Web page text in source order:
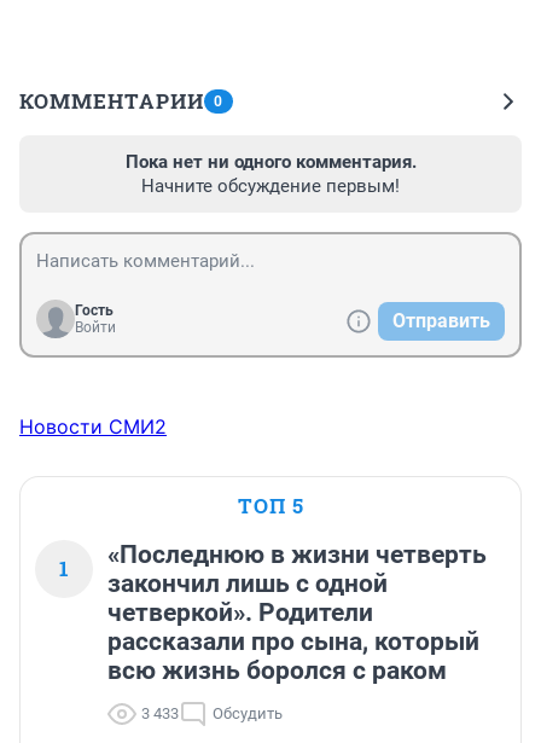
КОММЕНТАРИИ 0
Пока нет ни одного комментария.
Начните обсуждение первым!
Гость
Войти
Отправить
Новости СМИ2
ТОП 5
1
«Последнюю в жизни четверть
закончил лишь с одной
четверкой». Родители
рассказали про сына, который
всю жизнь боролся с раком
3 433 Обсудить